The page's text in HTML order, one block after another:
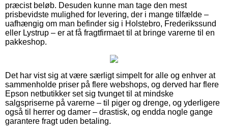
præcist beløb. Desuden kunne man tage den mest
prisbevidste mulighed for levering, der i mange tilfælde –
uafhængig om man befinder sig i Holstebro, Frederikssund
eller Lystrup – er at få fragtfirmaet til at bringe varerne til en
pakkeshop.
Det har vist sig at være særligt simpelt for alle og enhver at
sammenholde priser på flere webshops, og derved har flere
Epson netbutikker set sig tvunget til at mindske
salgspriserne på varerne – til piger og drenge, og yderligere
også til herrer og damer – drastisk, og endda nogle gange
garantere fragt uden betaling.